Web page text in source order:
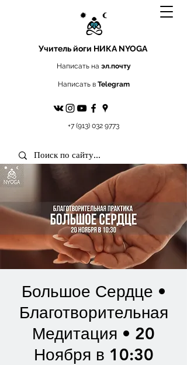
Учитель йоги НИКА NYOGA
Написать на эл.почту
Написать в Telegram
+7 (913) 032 9773
Большое Сердце •
Благотворительная
Медитация • 20
Ноября в 10:30